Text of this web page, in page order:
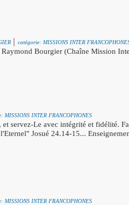
| catégorie: MISSIONS INTER
Bourgier (Chaîne Mission
MISSIONS INTER FRANCOPHONES
servez-Le avec intégrité et fidélité.
Josué 24.14-15...
MISSIONS INTER FRANCOPHONES